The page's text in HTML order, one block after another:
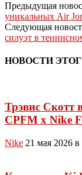
Предыдущая
уникальных Air
Следующая
силуэт в
НОВОСТИ
Трэвис Скотт
CPFM x Nike
Nike 21 мая 2026 в